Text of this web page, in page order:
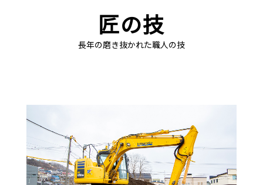
匠の技
長年の磨き抜かれた職人の技